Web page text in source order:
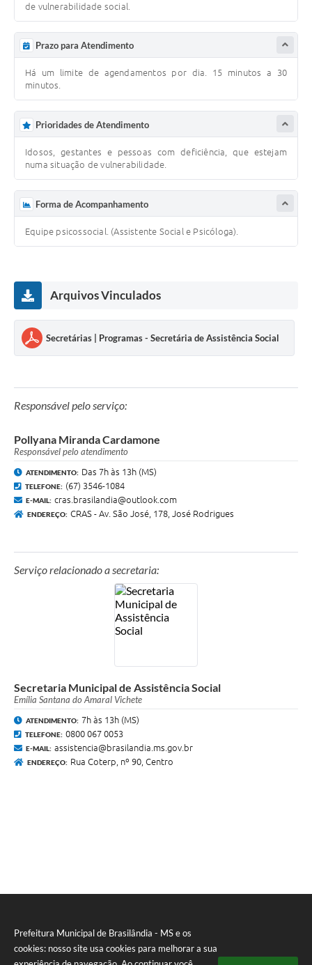
Prefeitura Municipal de Brasilândia - MS e os
cookies: nosso site usa cookies para melhorar a sua
de vulnerabilidade social.
Prazo para Atendimento
Há um limite de agendamentos por dia. 15 minutos a 30
minutos.
Prioridades de Atendimento
Idosos, gestantes e pessoas com deficiência, que estejam
numa situação de vulnerabilidade.
Forma de Acompanhamento
Equipe psicossocial. (Assistente Social e Psicóloga).
Arquivos Vinculados
Secretárias | Programas - Secretária de Assistência Social
Responsável pelo serviço:
Pollyana Miranda Cardamone
Responsável pelo atendimento
ATENDIMENTO: Das 7h às 13h (MS)
TELEFONE: (67) 3546-1084
E-MAIL: cras.brasilandia@outlook.com
ENDEREÇO: CRAS - Av. São José, 178, José Rodrigues
Serviço relacionado a secretaria:
Secretaria Municipal de Assistência Social
Emília Santana do Amaral Vichete
ATENDIMENTO: 7h às 13h (MS)
TELEFONE: 0800 067 0053
E-MAIL: assistencia@brasilandia.ms.gov.br
ENDEREÇO: Rua Coterp, nº 90, Centro